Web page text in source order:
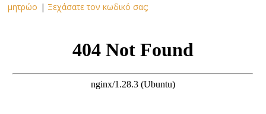
μητρώο | Ξεχάσατε τον κωδικό σας;